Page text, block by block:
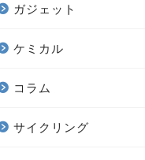
ガジェット
ケミカル
コラム
サイクリング